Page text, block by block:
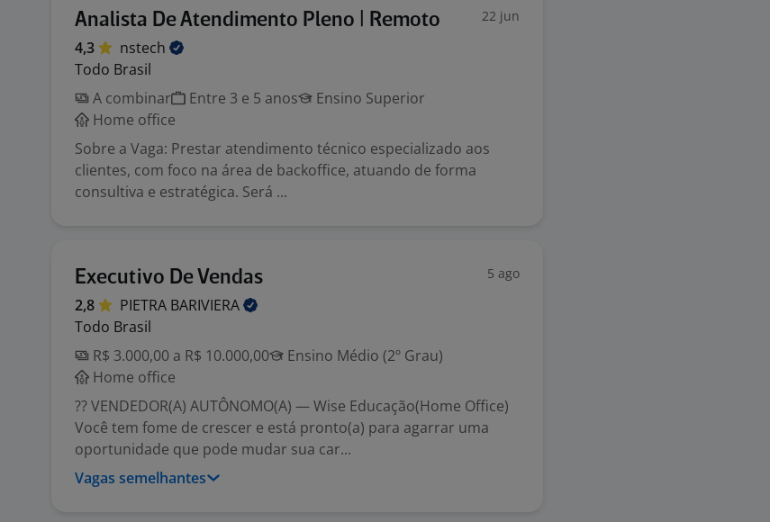
Analista De Atendimento Pleno | Remoto 22 jun
4,3
nstech
Todo Brasil
A combinar
Entre 3 e 5 anos
Ensino Superior
Home office
Sobre a Vaga: Prestar atendimento técnico especializado aos
clientes, com foco na área de backoffice, atuando de forma
consultiva e estratégica. Será ...
Executivo De Vendas 5 ago
2,8 PIETRA BARIVIERA
Todo Brasil
R$ 3.000,00 a R$ 10.000,00
Ensino Médio (2º Grau)
Home office
?? VENDEDOR(A) AUTÔNOMO(A) — Wise Educação(Home Office)
Você tem fome de crescer e está pronto(a) para agarrar uma
oportunidade que pode mudar sua car...
Vagas semelhantes